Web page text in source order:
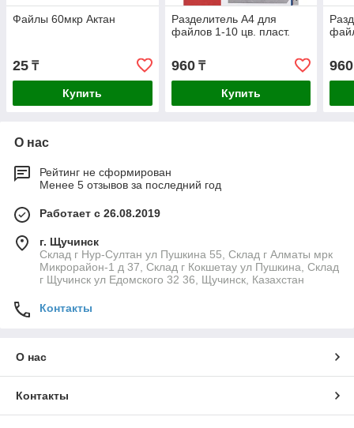
Файлы 60мкр Актан
25 ₸
Купить
Разделитель А4 для
файлов 1-10 цв. пласт.
960₸
Купить
960
О нас
Рейтинг не сформирован
Менее 5 отзывов за последний год
Работает с 26.08.2019
г. Щучинск
Склад г Нур-Султан ул Пушкина 55, Склад г Алматы мрк
Микрорайон-1 д 37, Склад г Кокшетау ул Пушкина, Склад
г Щучинск ул Едомского 32 36, Щучинск, Казахстан
Контакты
О нас
Контакты